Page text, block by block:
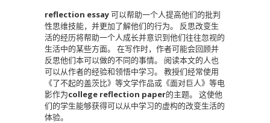
reflection essay可以帮助一个人提高他们的批判
性思维技能，并更加了解他们的行为。
反思改变生
活的经历将帮助一个人成长并意识到他们往往忽视的
生活中的某些方面。
在写作时，作者可能会回顾并
反思他们本可以做的不同的事情。
阅读本文的人也
可以从作者的经验和领悟中学习。
教授们经常使用
《了不起的盖茨比》等文学作品或《面对巨人》等电
影作为college reflection paper的主题。
这使他
们的学生能够获得可以从中学习的虚构的改变生活的
体验。